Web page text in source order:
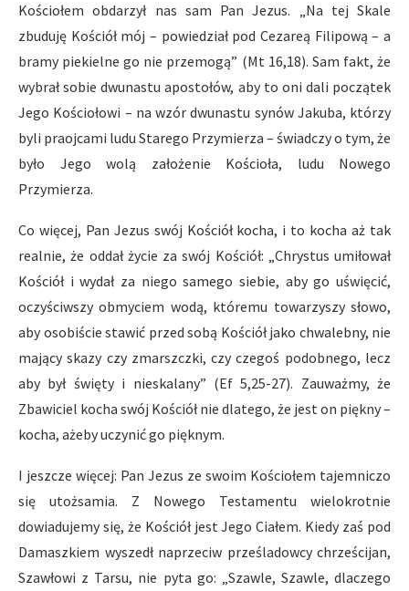
Kościołem obdarzył nas sam Pan Jezus. „Na tej Skale
zbuduję Kościół mój – powiedział pod Cezareą Filipową – a
bramy piekielne go nie przemogą” (Mt 16,18). Sam fakt, że
wybrał sobie dwunastu apostołów, aby to oni dali początek
Jego Kościołowi – na wzór dwunastu synów Jakuba, którzy
byli praojcami ludu Starego Przymierza – świadczy o tym, że
było Jego wolą założenie Kościoła, ludu Nowego
Przymierza.
Co więcej, Pan Jezus swój Kościół kocha, i to kocha aż tak
realnie, że oddał życie za swój Kościół: „Chrystus umiłował
Kościół i wydał za niego samego siebie, aby go uświęcić,
oczyściwszy obmyciem wodą, któremu towarzyszy słowo,
aby osobiście stawić przed sobą Kościół jako chwalebny, nie
mający skazy czy zmarszczki, czy czegoś podobnego, lecz
aby był święty i nieskalany” (Ef 5,25-27). Zauważmy, że
Zbawiciel kocha swój Kościół nie dlatego, że jest on piękny –
kocha, ażeby uczynić go pięknym.
I jeszcze więcej: Pan Jezus ze swoim Kościołem tajemniczo
się utożsamia. Z Nowego Testamentu wielokrotnie
dowiadujemy się, że Kościół jest Jego Ciałem. Kiedy zaś pod
Damaszkiem wyszedł naprzeciw prześladowcy chrześcijan,
Szawłowi z Tarsu, nie pyta go: „Szawle, Szawle, dlaczego